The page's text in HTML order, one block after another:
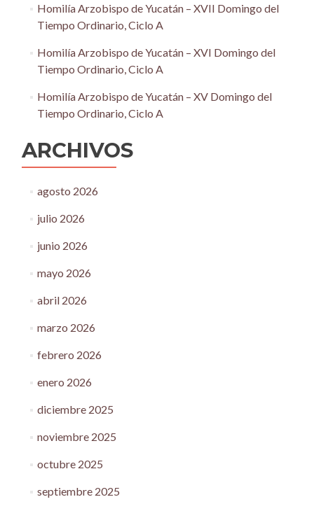
Homilía Arzobispo de Yucatán – XVII Domingo del
Tiempo Ordinario, Ciclo A
Homilía Arzobispo de Yucatán – XVI Domingo del
Tiempo Ordinario, Ciclo A
Homilía Arzobispo de Yucatán – XV Domingo del
Tiempo Ordinario, Ciclo A
ARCHIVOS
agosto 2026
julio 2026
junio 2026
mayo 2026
abril 2026
marzo 2026
febrero 2026
enero 2026
diciembre 2025
noviembre 2025
octubre 2025
septiembre 2025